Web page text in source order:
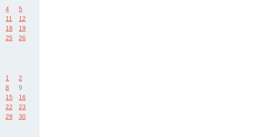
4
5
11
12
18
19
25
26
1
2
8
9
15
16
22
23
29 30